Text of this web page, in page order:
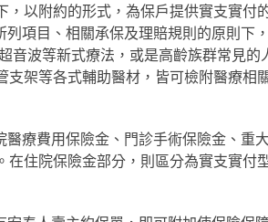
，以附約的形式，為保戶提供實支實付
項目、相關承保及理賠規則的原則下，
音波等新式療法，或是高齡族群常見的
架等各式輔助醫材，皆可檢附醫療相
療費用保險金、門診手術保險金、重大
住院保險金部分，則區分為實支實付